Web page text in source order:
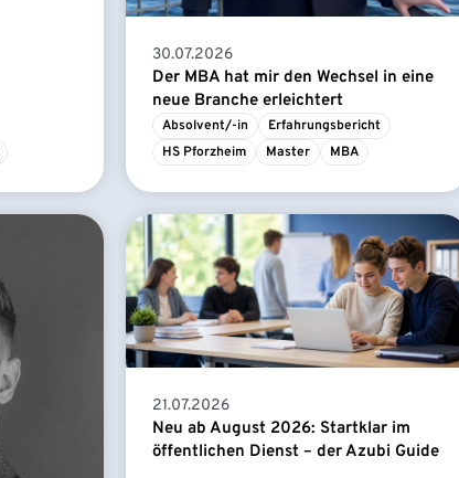
30.07.2026
Der MBA hat mir den Wechsel in eine
neue Branche erleichtert
Absolvent/-in
Erfahrungsbericht
HS Pforzheim
Master MBA
21.07.2026
Neu ab August 2026: Startklar im
öffentlichen Dienst – der Azubi Guide